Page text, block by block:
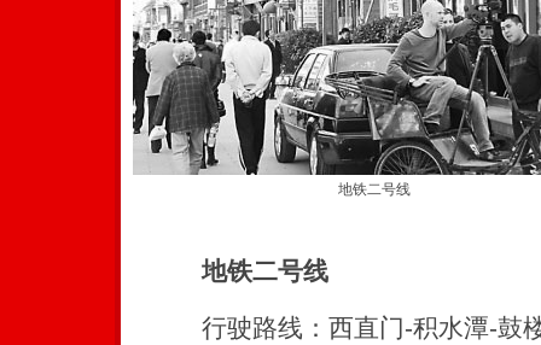
地铁二号线
地铁二号线
行驶路线：西直门-积水潭-鼓